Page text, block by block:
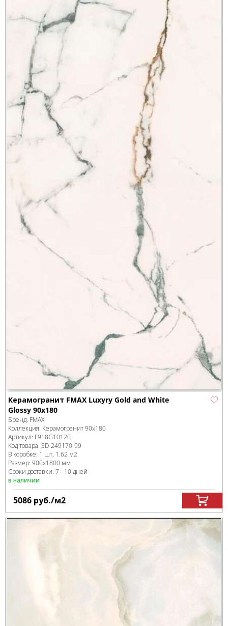
Керамогранит FMAX Luxyry Gold and White
Glossy 90x180
Бренд: FMAX
Коллекция: Керамогранит 90x180
Артикул: F918G10120
Код товара: SD-249170-99
В коробке: 1 шт, 1.62 м2
Размер: 900x1800 мм
Сроки доставки: 7 - 10 дней
в наличии
5086 руб./м2